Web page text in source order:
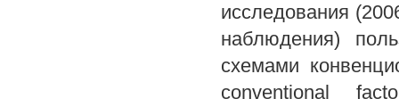
исследования
наблюдения)
схемами
conventional